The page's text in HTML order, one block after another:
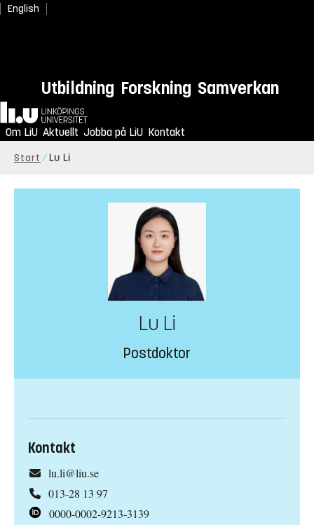
English
Utbildning Forskning Samverkan
Hem
Om LiU Aktuellt Jobba på LiU Kontakt
Start Lu Li
Lu Li
Postdoktor
Kontakt
lu.li@liu.se
013-28 13 97
0000-0002-9213-3139